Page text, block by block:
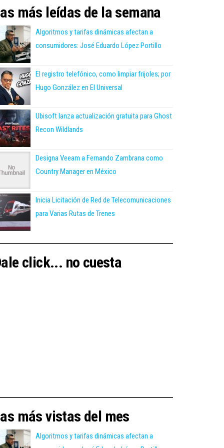
más leídas de la semana
Algoritmos y tarifas dinámicas afectan a
consumidores: José Eduardo López Portillo
El registro telefónico, como limpiar frijoles; por
Hugo González en El Universal
Ubisoft lanza actualización gratuita para Ghost
Recon Wildlands
Designa Veeam a Fernando Zambrana como
Country Manager en México
Inicia Licitación de Red de Telecomunicaciones
para Varias Rutas de Trenes
click... no cuesta
más vistas del mes
Algoritmos y tarifas dinámicas afectan a